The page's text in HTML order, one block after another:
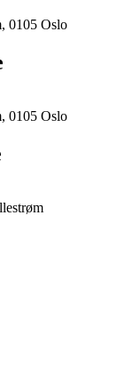
0105 Oslo
0105 Oslo